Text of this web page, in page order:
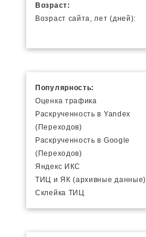
Возраст:
Возраст сайта, лет (дней):
Популярность:
Оценка трафика
Раскрученность в Yandex
(Переходов)
Раскрученность в Google
(Переходов)
Яндекс ИКС
ТИЦ и ЯК (архивные данные)
Склейка ТИЦ